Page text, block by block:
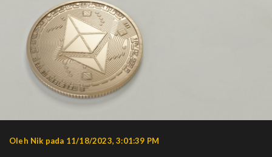
Oleh Nik pada 11/18/2023, 3:01:39 PM